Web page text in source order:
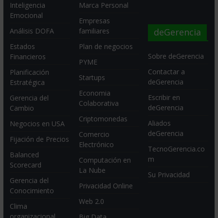
Inteligencia
Emocional
Análisis DOFA
Estados
Financieros
Planificación
Estratégica
Gerencia del
Cambio
Negocios en USA
Fijación de Precios
Balanced
Scorecard
Gerencia del
Conocimiento
Clima
Marca Personal
Empresas
familiares
Plan de negocios
PYME
Startups
Economia
Colaborativa
Criptomonedas
Comercio
Electrónico
Computación en
La Nube
Privacidad Online
Web 2.0
deGerencia
Sobre deGerencia
Contactar a
deGerencia
Escribir en
deGerencia
Aliados
deGerencia
TecnoGerencia.co
m
Su Privacidad